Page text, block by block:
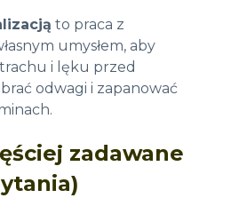
to praca z
umysłem, aby
i lęku przed
odwagi i zapanować
zadawane